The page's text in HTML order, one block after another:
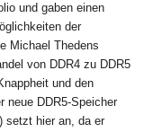
und gaben einen
der
Michael Thedens
von DDR4 zu DDR5
und den
neue DDR5-Speicher
setzt hier an, da er